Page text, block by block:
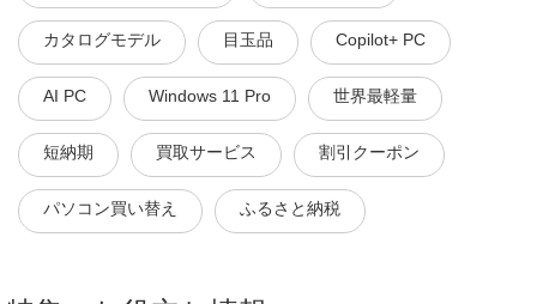
カタログモデル 目玉品 Copilot+ PC
AI PC Windows 11 Pro 世界最軽量
短納期 買取サービス 割引クーポン
パソコン買い替え ふるさと納税